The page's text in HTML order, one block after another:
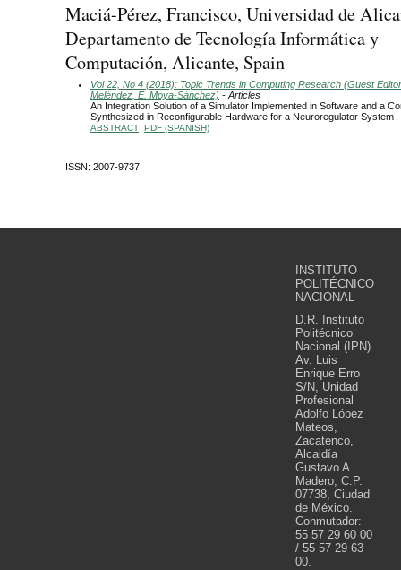
Maciá-Pérez, Francisco, Universidad de
Departamento de Tecnología Informática y
Computación, Alicante, Spain
Vol 22, No 4 (2018): Topic Trends in Computing Research (Guest
Meléndez, E. Moya-Sánchez) - Articles
An Integration Solution of a Simulator Implemented in Software and a
Synthesized in Reconfigurable Hardware for a Neuroregulator System
ABSTRACT PDF (SPANISH)
ISSN: 2007-9737
INSTITUTO
POLITÉCNICO
NACIONAL
D.R. Instituto
Politécnico
Nacional (IPN).
Av. Luis
Enrique Erro
S/N, Unidad
Profesional
Adolfo López
Mateos,
Zacatenco,
Alcaldía
Gustavo A.
Madero, C.P.
07738, Ciudad
de México.
Conmutador:
55 57 29 60 00
/ 55 57 29 63
00.